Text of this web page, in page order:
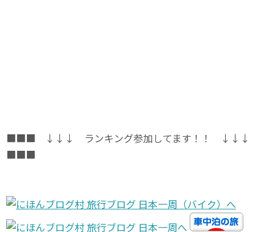
■■■ ↓↓↓ ランキング参加してます！！ ↓↓↓
■■■